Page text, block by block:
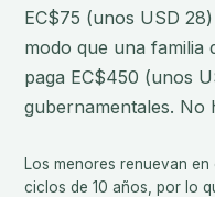
EC$75 (unos USD
modo que una familia
paga EC$450 (unos
gubernamentales. No
Los menores renuevan
ciclos de 10 años, por lo